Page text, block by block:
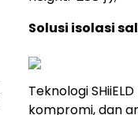
Solusi isolasi
Teknologi
kompromi, dan